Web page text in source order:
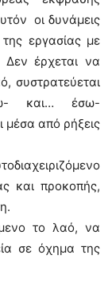
οι δυνάμεις
εργασίας με
Δεν έρχεται να
συστρατεύεται
και… έσω-
μέσα από ρήξεις
και προκοπής,
το λαό, να
σε όχημα της